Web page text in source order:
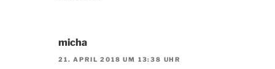
micha
21. APRIL 2018 UM 13:38 UHR